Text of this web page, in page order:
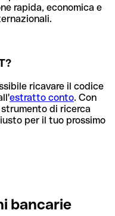
rapida, economica e
ricavare il codice
estratto conto. Con
di ricerca
per il tuo prossimo
bancarie